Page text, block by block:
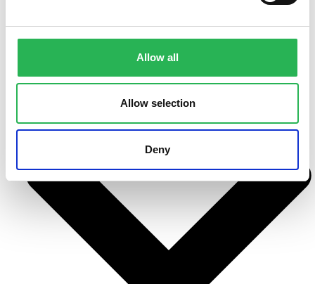
Allow all
Allow selection
Deny